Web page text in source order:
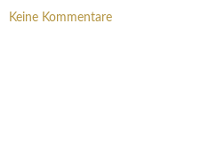
Keine Kommentare